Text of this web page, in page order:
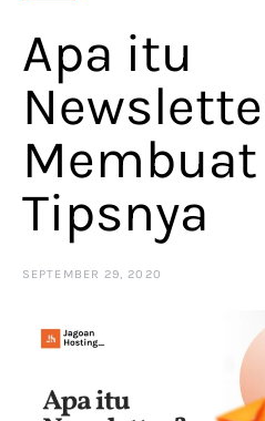
Apa itu
Tipsnya
SEPTEMBER 29, 2020